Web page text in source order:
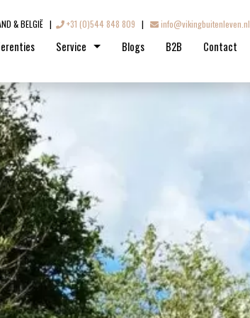
& BELGIË | +31 (0)544 848 809 | info@vikingbuitenleven.nl
Service
Bestelproces
Betalen
Onderhoud
Blogs B2B Contact